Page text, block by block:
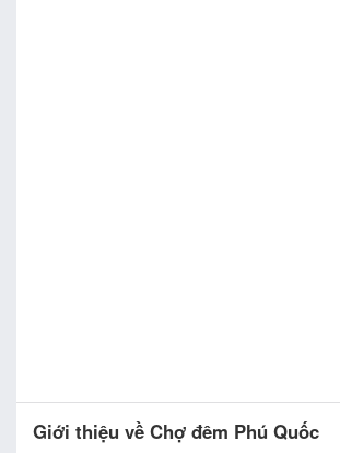
Giới thiệu về Chợ đêm Phú Quốc